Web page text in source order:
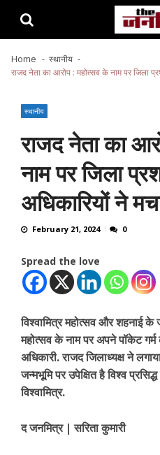
Home
स्थानीय
राजद नेता का आरोप : महोत्सव के नाम पर जिला
स्थानीय
राजद नेता का
नाम पर जिला
अधिकारियों ने
February 21, 2024 0
Spread the love
विश्वामित्र महोत्सव और शहनाई के
महोत्सव के नाम पर अपने पॉकेट
अधिकारी. राजद जिलाध्यक्ष ने
जन्मभूमि पर उपेक्षित है विश्व
विश्वामित्र.
द जनमित्र | सरिता कुमारी